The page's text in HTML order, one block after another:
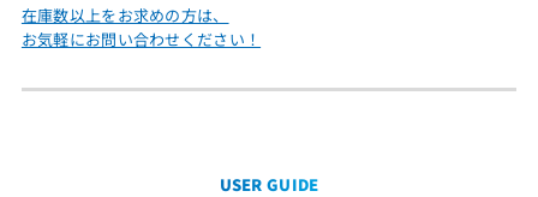
在庫数以上をお求めの方は、
お気軽にお問い合わせください！
USER GUIDE